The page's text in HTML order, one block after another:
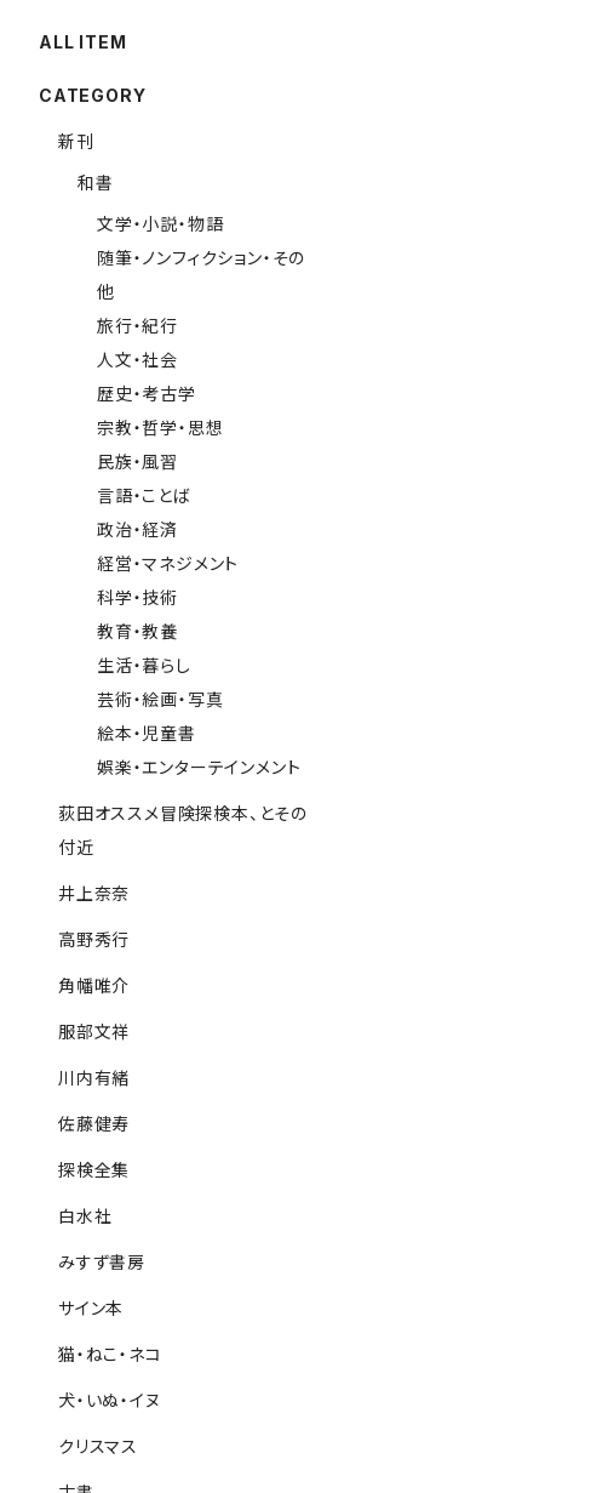
ALL ITEM
CATEGORY
新刊
和書
文学・小説・物語
随筆・ノンフィクション・その
他
旅行・紀行
人文・社会
歴史・考古学
宗教・哲学・思想
民族・風習
言語・ことば
政治・経済
経営・マネジメント
科学・技術
教育・教養
生活・暮らし
芸術・絵画・写真
絵本・児童書
娯楽・エンターテインメント
荻田オススメ冒険探検本、とその
付近
井上奈奈
高野秀行
角幡唯介
服部文祥
川内有緒
佐藤健寿
探検全集
白水社
みすず書房
サイン本
猫・ねこ・ネコ
犬・いぬ・イヌ
クリスマス